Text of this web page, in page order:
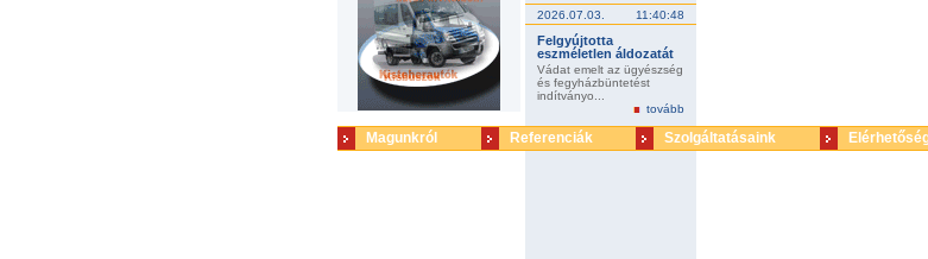
2026.07.03.
11:40:48
Felgyújtotta
eszméletlen áldozatát
Vádat emelt az ügyészség
és fegyházbüntetést
indítványo...
tovább
eSZJA-rendszerben, beleértve a
áfás magánszemélyeket is. A
vállalkozóknak is egy gyors,
Magunkról Referenciák Szolgáltatásaink